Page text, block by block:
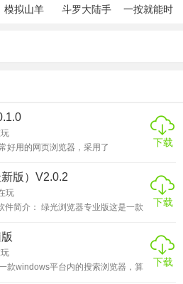
合适的浏览器内核，让您既可以
模拟山羊
斗罗大陆手
一按就能时
好用的网页浏览器，采用了
平台。因为学校是人比较集中的，所
会导致网络延迟，而且还非常的缓
和下载学习视频是非常头疼的一件
就可以帮你解决这一难题，闪通浏览
下载
版）V2.0.2
玩
件简介： 绿光浏览器专业版这是一款
看的新闻资源，都是可以看到的，而
下载
款windows平台内的搜索浏览器，算
下载